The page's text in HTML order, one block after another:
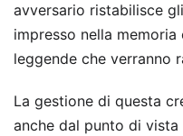
avversario ristabilisce
impresso nella
leggende che verranno
La gestione di questa
anche dal punto di